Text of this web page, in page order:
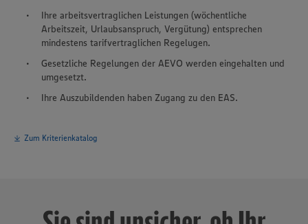
Ihre arbeitsvertraglichen Leistungen (wöchentliche
Arbeitszeit, Urlaubsanspruch, Vergütung) entsprechen
mindestens tarifvertraglichen Regelugen.
Gesetzliche Regelungen der AEVO werden eingehalten und
umgesetzt.
Ihre Auszubildenden haben Zugang zu den EAS.
Zum Kriterienkatalog